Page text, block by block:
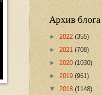
Архив блога
► 2022 (355)
► 2021 (708)
► 2020 (1030)
► 2019 (961)
▼ 2018 (1148)